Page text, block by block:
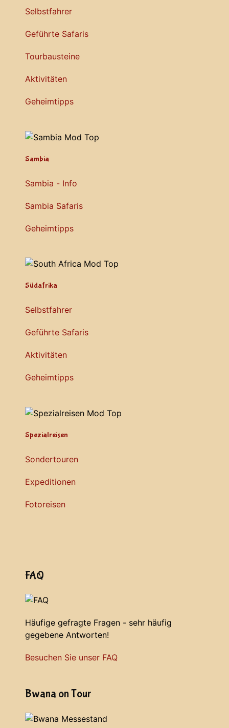
Selbstfahrer
Geführte Safaris
Tourbausteine
Aktivitäten
Geheimtipps
Sambia
Sambia - Info
Sambia Safaris
Geheimtipps
Südafrika
Selbstfahrer
Geführte Safaris
Aktivitäten
Geheimtipps
Spezialreisen
Sondertouren
Expeditionen
Fotoreisen
FAQ
Häufige gefragte Fragen - sehr häufig
gegebene Antworten!
Besuchen Sie unser FAQ
Bwana on Tour